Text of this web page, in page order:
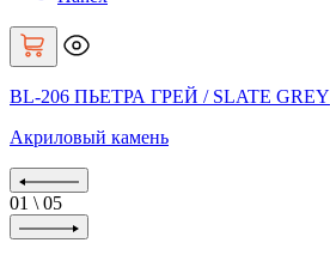
BL-206 ПЬЕТРА ГРЕЙ / SLATE GREY
Акриловый камень
01 \05